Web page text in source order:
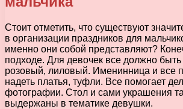
Стоит отметить, что существуют
в организации праздников для
именно они собой представляют?
подходе. Для девочек все должно
розовый, лиловый. Именинница и все
надеть платья, туфли. Все помогает
фотографии. Стол и сами украшения
выдержаны в тематике девушки.